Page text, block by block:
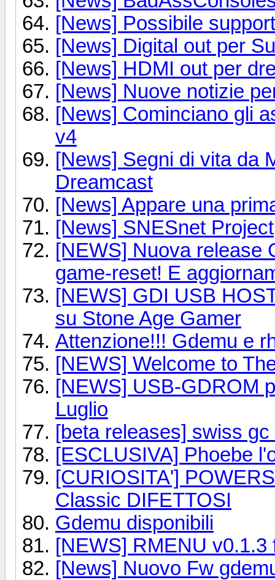
[News] Possibile
[News] Digital out per
[News] HDMI out per
[News] Nuove notizie
[News] Cominciano gli
v4
[News] Segni di vita da
Dreamcast
[News] Appare una
[News] SNESnet Project
[NEWS] Nuova release
game-reset! E
[NEWS] GDI USB
su Stone Age Gamer
Attenzione!!! Gdemu e
[NEWS] Welcome to
[NEWS] USB-GDROM
Luglio
[beta releases] swiss gc
[ESCLUSIVA] Phoebe
[CURIOSITA']
Classic DIFETTOSI
Gdemu disponibili
[NEWS] RMENU
[News] Nuovo Fw